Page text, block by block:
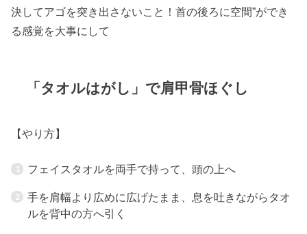
決してアゴを突き出さないこと！首の後ろに空間”ができ
る感覚を大事にして
「タオルはがし」で肩甲骨ほぐし
【やり方】
フェイスタオルを両手で持って、頭の上へ
手を肩幅より広めに広げたまま、息を吐きながらタオ
ルを背中の方へ引く